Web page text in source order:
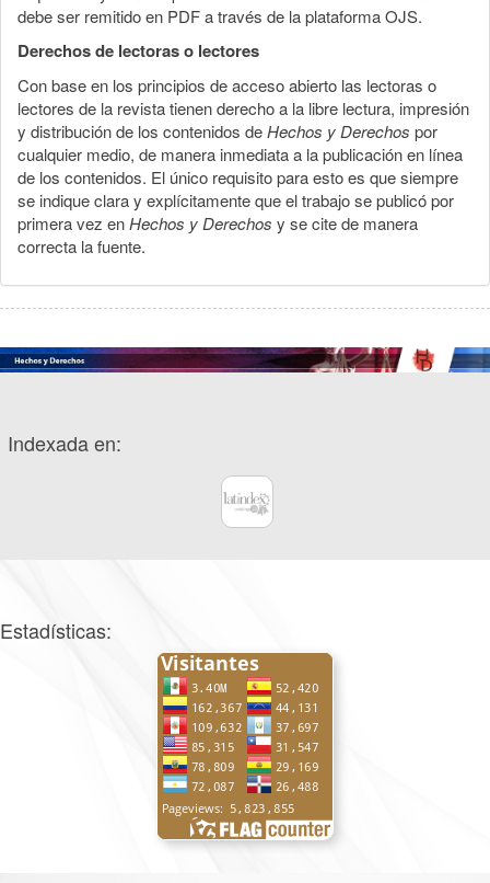
debe ser remitido en PDF a través de la plataforma OJS.
Derechos de lectoras o lectores
Con base en los principios de acceso abierto las lectoras o
lectores de la revista tienen derecho a la libre lectura, impresión
y distribución de los contenidos deHechos y Derechos por
cualquier medio, de manera inmediata a la publicación en línea
de los contenidos. El único requisito para esto es que siempre
se indique clara y explícitamente que el trabajo se publicó por
primera vez enHechos y Derechos y se cite de manera
correcta la fuente.
Indexada en:
Estadísticas: